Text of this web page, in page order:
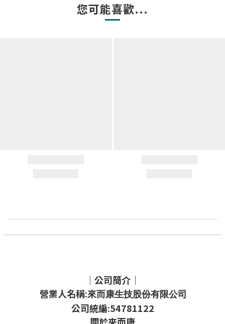
您可能喜歡...
｜公司簡介｜
營業人名稱:來而康生技股份有限公司
公司統編:54781122